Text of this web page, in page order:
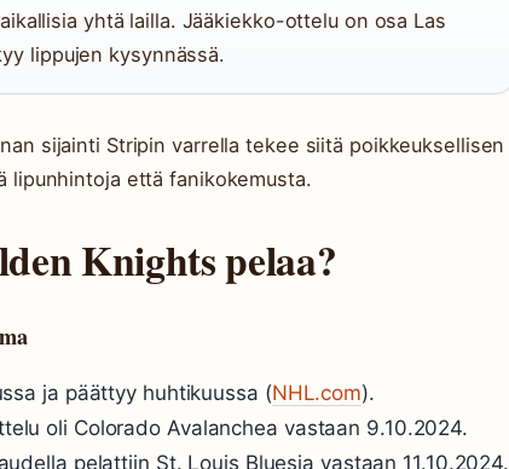
yhtä lailla. Jääkiekko-ottelu on osa Las
lippujen kysynnässä.
sijainti Stripin varrella tekee siitä poikkeuksellisen
lipunhintoja että fanikokemusta.
Knights pelaa?
ja päättyy huhtikuussa (NHL.com).
oli Colorado Avalanchea vastaan 9.10.2024.
pelattiin St. Louis Bluesia vastaan 11.10.2024.